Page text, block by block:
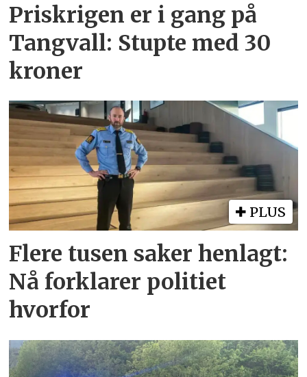
Priskrigen er i gang på
Tangvall: Stupte med 30
kroner
PLUS
Flere tusen saker henlagt:
Nå forklarer politiet
hvorfor